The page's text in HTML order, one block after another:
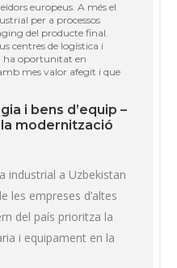
europeus. A més el
per a processos
del producte final.
centres de logística i
ha oportunitat en
mes valor afegit i que
i bens d’equip –
modernització
industrial a Uzbekistan
les empreses d’altes
del país prioritza la
i equipament en la